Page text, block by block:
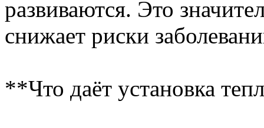
развиваются. Это
снижает риски
**Что даёт установка